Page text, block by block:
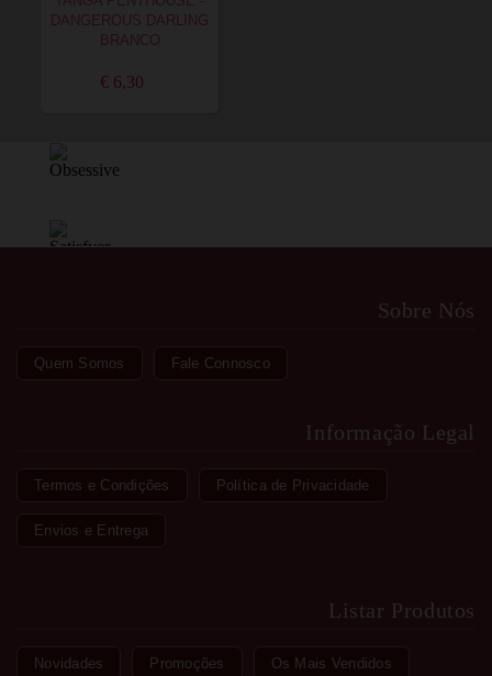
DANGEROUS DARLING
BRANCO
€ 6,30
Sobre Nós
Quem Somos Fale Connosco
Informação Legal
Termos e Condições Política de Privacidade
Envios e Entrega
Listar Produtos
Novidades Promoções Os Mais Vendidos